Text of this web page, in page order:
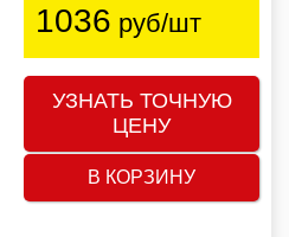
1036 руб/шт
УЗНАТЬ ТОЧНУЮ
ЦЕНУ
В КОРЗИНУ